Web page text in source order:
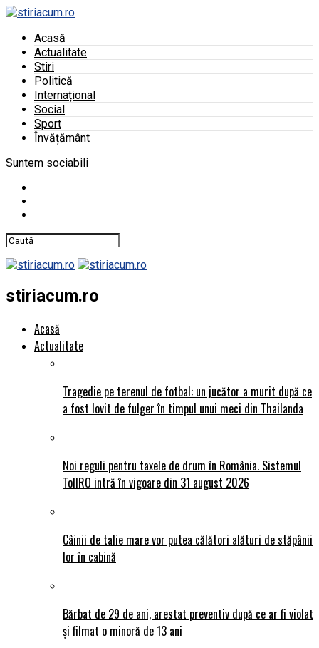
Acasă
Actualitate
Stiri
Politică
Internațional
Social
Sport
Învățământ
Suntem sociabili
stiriacum.ro
Acasă
Actualitate
Tragedie pe terenul de fotbal: un jucător a murit după ce
a fost lovit de fulger în timpul unui meci din Thailanda
Noi reguli pentru taxele de drum în România. Sistemul
TollRO intră în vigoare din 31 august 2026
Câinii de talie mare vor putea călători alături de stăpânii
lor în cabină
Bărbat de 29 de ani, arestat preventiv după ce ar fi violat
și filmat o minoră de 13 ani